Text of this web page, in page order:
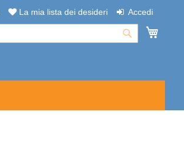
La mia lista dei desideri Accedi